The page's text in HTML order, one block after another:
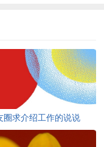
圈求介绍工作的说说